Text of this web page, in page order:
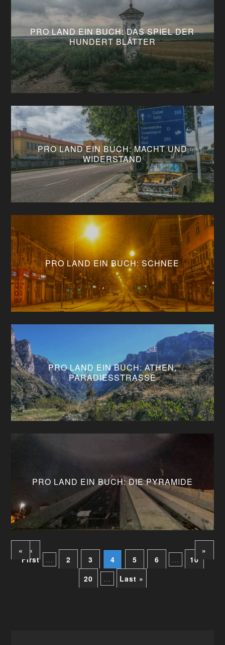
PRO LAND EIN BUCH: DAS SPIEL DER
HUNDERT BLÄTTER
PRO LAND EIN BUCH: MACHT UND
WIDERSTAND
PRO LAND EIN BUCH: SCHNEE
PRO LAND EIN BUCH: ATHEN,
PARADIESSTRASSE
PRO LAND EIN BUCH: DIE PYRAMIDE
«
First
«
...
2 3 4 5 6 ...
10
20
...
»
Last »